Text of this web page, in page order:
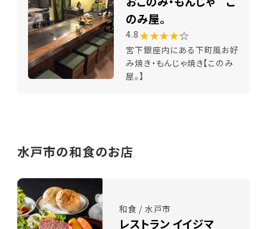
のみ屋。
4.8 ★★★★☆
宮下銀座内にある下町風お好
み焼き・もんじゃ焼き【このみ
屋。】
水戸市の和食のお店
和食 / 水戸市
レストラン イイジマ